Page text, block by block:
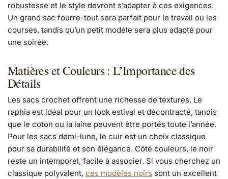
robustesse et le style devront s’adapter à ces exigences.
Un grand sac fourre-tout sera parfait pour le travail ou les
courses, tandis qu’un petit modèle sera plus adapté pour
une soirée.
Matières et Couleurs : L’Importance des
Détails
Les sacs crochet offrent une richesse de textures. Le
raphia est idéal pour un look estival et décontracté, tandis
que le coton ou la laine peuvent être portés toute l’année.
Pour les sacs demi-lune, le cuir est un choix classique
pour sa durabilité et son élégance. Côté couleurs, le noir
reste un intemporel, facile à associer. Si vous cherchez un
classique polyvalent, ces modèles noirs sont un excellent